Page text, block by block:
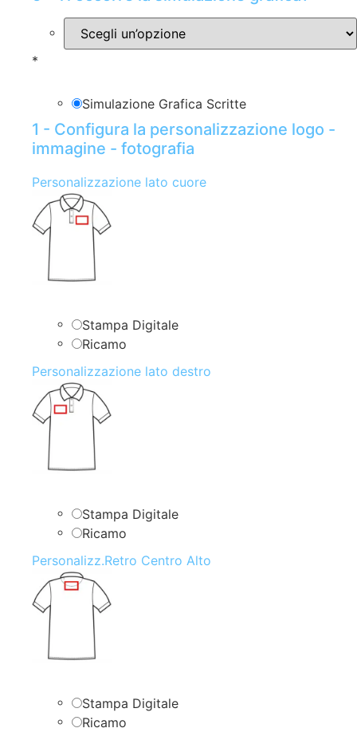
*
Simulazione Grafica Scritte
1 - Configura la personalizzazione logo -
immagine - fotografia
Personalizzazione lato cuore
Stampa Digitale
Ricamo
Personalizzazione lato destro
Stampa Digitale
Ricamo
Personalizz.Retro Centro Alto
Stampa Digitale
Ricamo